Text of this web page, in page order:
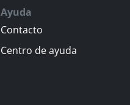
Ayuda
Contacto
Centro de ayuda